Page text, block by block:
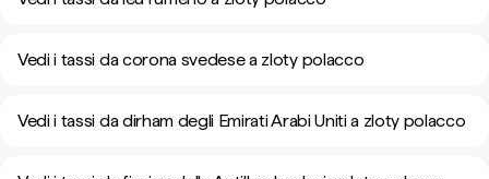
Vedi i tassi da corona svedese a zloty polacco
Vedi i tassi da dirham degli Emirati Arabi Uniti a zloty polacco